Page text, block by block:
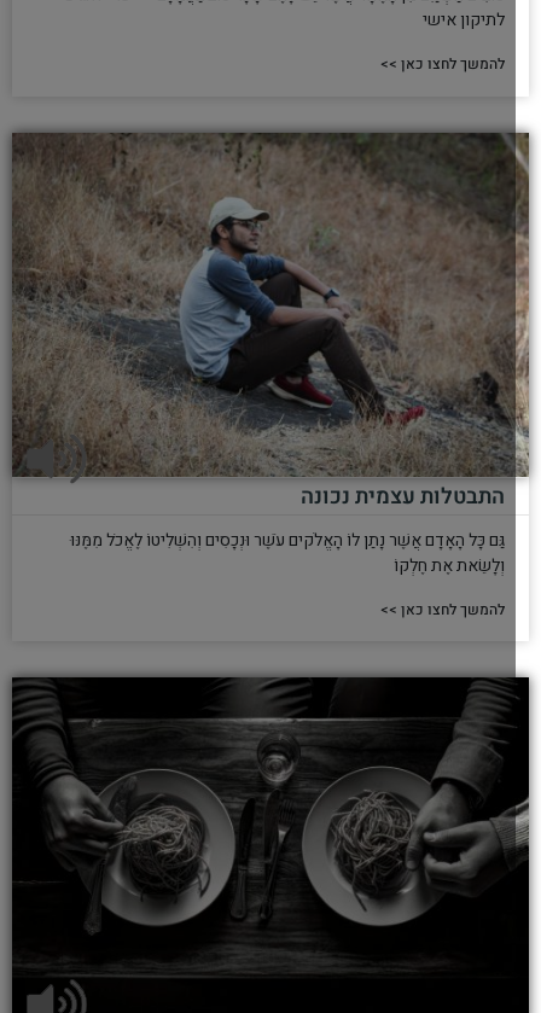
לתיקון אישי
להמשך לחצו כאן >>
התבטלות עצמית נכונה
גַּם כָּל הָאָדָם אֲשֶׁר נָתַן לוֹ הָאֱלֹקים עֹשֶׁר וּנְכָסִים וְהִשְׁלִיטוֹ לֶאֱכֹל מִמֶּנּוּ
וְלָשֵׂאת אֶת חֶלְקוֹ
להמשך לחצו כאן >>